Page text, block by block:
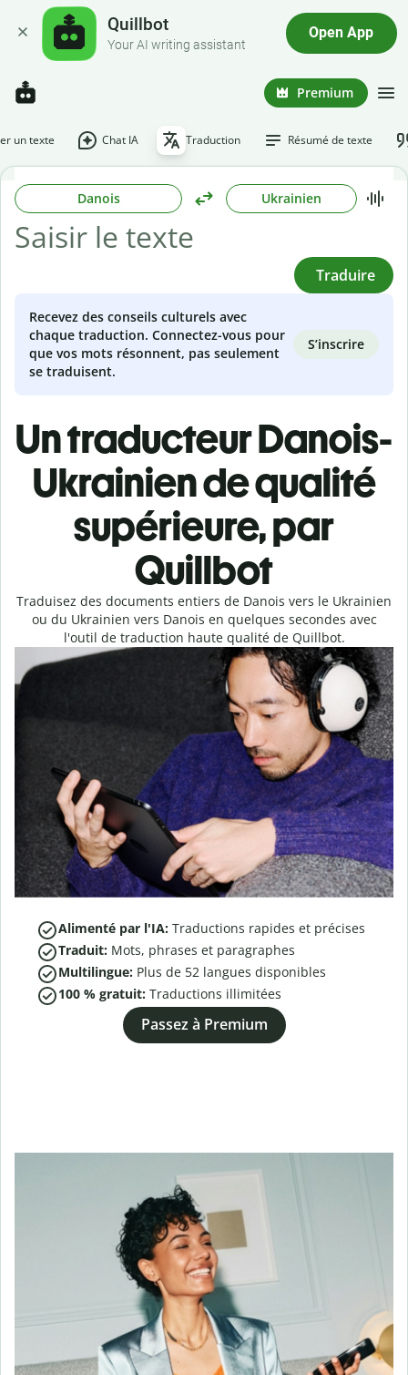
Quillbot
Your AI writing assistant
Open App
Premium
un texte Chat IA Traduction Résumé de texte
Danois Ukrainien
Traduire
Recevez des conseils culturels avec
chaque traduction. Connectez-vous pour
que vos mots résonnent, pas seulement
se traduisent.
S’inscrire
Un traducteur Danois-
Ukrainien de qualité
supérieure, par
Quillbot
Traduisez des documents entiers de Danois vers le Ukrainien
ou du Ukrainien vers Danois en quelques secondes avec
l'outil de traduction haute qualité de Quillbot.
Alimenté par l'IA: Traductions rapides et précises
Traduit: Mots, phrases et paragraphes
Multilingue: Plus de 52 langues disponibles
100 % gratuit: Traductions illimitées
Passez à Premium